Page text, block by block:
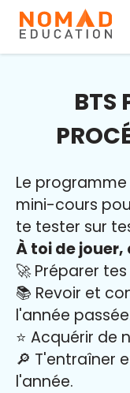
BTS
Le
mini-cours
te tester sur
À toi de
🚀 Préparer
📚 Revoir et
l'année
⭐️ Acquérir de
🔎 T'entraîner
l'année.